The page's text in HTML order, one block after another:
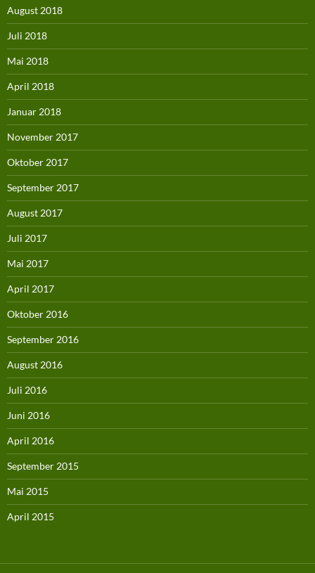
August 2018
Juli 2018
Mai 2018
April 2018
Januar 2018
November 2017
Oktober 2017
September 2017
August 2017
Juli 2017
Mai 2017
April 2017
Oktober 2016
September 2016
August 2016
Juli 2016
Juni 2016
April 2016
September 2015
Mai 2015
April 2015